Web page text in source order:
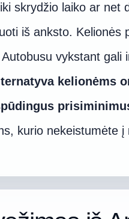
skrydžio laiko ar
iš anksto.
vykstant
kelionėms
kurio nekeistumėte